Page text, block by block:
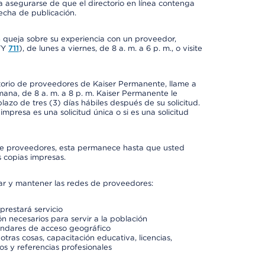
asegurarse de que el directorio en línea contenga
de publicación.
sobre su experiencia con un proveedor,
711), de lunes a viernes, de 8 a. m. a 6 p. m., o visite
de proveedores de Kaiser Permanente, llame a
de 8 a. m. a 8 p. m. Kaiser Permanente le
de tres (3) días hábiles después de su solicitud.
es una solicitud única o si es una solicitud
proveedores, esta permanece hasta que usted
impresas.
y mantener las redes de proveedores:
servicio
necesarios para servir a la población
de acceso geográfico
cosas, capacitación educativa, licencias,
y referencias profesionales